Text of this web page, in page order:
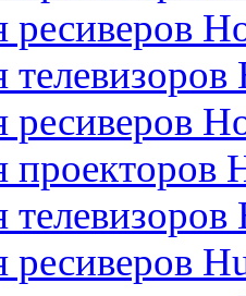
ресиверов
ресиверов
проекторов
ресиверов